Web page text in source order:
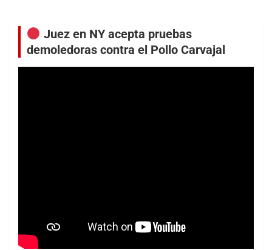
Juez en NY acepta pruebas
demoledoras contra el Pollo Carvajal